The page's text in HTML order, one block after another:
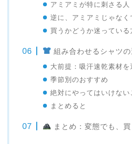
アミアミが特に刺さる人
逆に、アミアミじゃなく
買うかどうか迷っている
組み合わせるシャツ
大前提：吸汗速乾素材を
季節別のおすすめ
絶対にやってはいけない
まとめると
まとめ：変態でも、